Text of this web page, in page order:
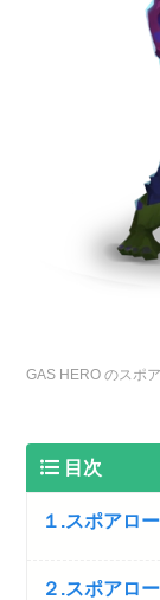
GAS HERO のスポ
目次
１.スポアロ
２.スポアロ